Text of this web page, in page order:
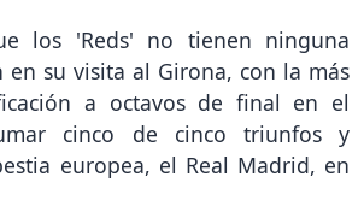
los 'Reds' no tienen ninguna
en su visita al Girona, con la más
a octavos de final en el
cinco de cinco triunfos y
europea, el Real Madrid, en